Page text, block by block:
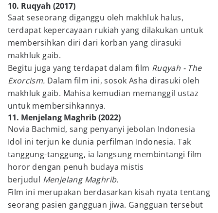
10. Ruqyah (2017)
Saat seseorang diganggu oleh makhluk halus,
terdapat kepercayaan rukiah yang dilakukan untuk
membersihkan diri dari korban yang dirasuki
makhluk gaib.
Begitu juga yang terdapat dalam film Ruqyah - The
Exorcism. Dalam film ini, sosok Asha dirasuki oleh
makhluk gaib. Mahisa kemudian memanggil ustaz
untuk membersihkannya.
11. Menjelang Maghrib (2022)
Novia Bachmid, sang penyanyi jebolan Indonesia
Idol ini terjun ke dunia perfilman Indonesia. Tak
tanggung-tanggung, ia langsung membintangi film
horor dengan penuh budaya mistis
berjudul Menjelang Maghrib.
Film ini merupakan berdasarkan kisah nyata tentang
seorang pasien gangguan jiwa. Gangguan tersebut